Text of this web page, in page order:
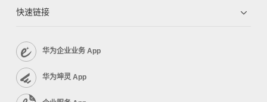
快速链接
华为企业业务 App
华为坤灵 App